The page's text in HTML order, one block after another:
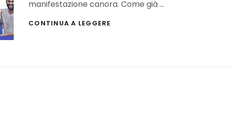
manifestazione canora. Come già …
CONTINUA A LEGGERE